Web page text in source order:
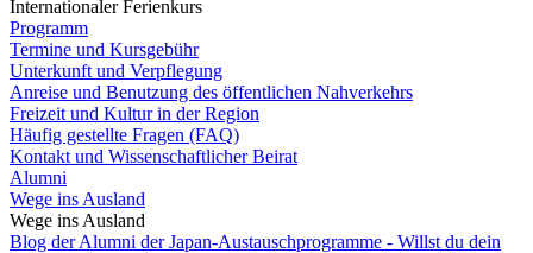
Internationaler Ferienkurs
Programm
Termine und Kursgebühr
Unterkunft und Verpflegung
Anreise und Benutzung des öffentlichen Nahverkehrs
Freizeit und Kultur in der Region
Häufig gestellte Fragen (FAQ)
Kontakt und Wissenschaftlicher Beirat
Alumni
Wege ins Ausland
Wege ins Ausland
Blog der Alumni der Japan-Austauschprogramme - Willst du dein